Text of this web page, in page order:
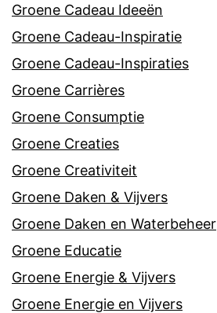
Groene Cadeau Ideeën
Groene Cadeau-Inspiratie
Groene Cadeau-Inspiraties
Groene Carrières
Groene Consumptie
Groene Creaties
Groene Creativiteit
Groene Daken & Vijvers
Groene Daken en Waterbeheer
Groene Educatie
Groene Energie & Vijvers
Groene Energie en Vijvers